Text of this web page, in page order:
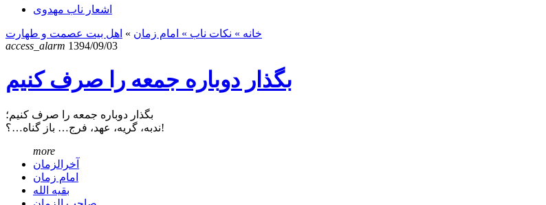
اشعار ناب مهدوی
خانه » نکات ناب » امام زمان » اهل بیت عصمت و طهارت
access_alarm 1394/09/03
بگذار دوباره جمعه را صرف کنیم
بگذار دوباره جمعه را صرف کنیم؛
ندبه، گریه، عهد، فرج… باز گناه…؟!
more
آخرالزمان
امام زمان
بقیه الله